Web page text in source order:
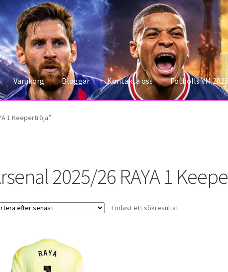
Varukorg Bloggar Kontakta oss Fotbolls VM 2026
Storleksguiden
1 Keepertröja”
2025/26 RAYA 1
Endast ett sökresultat